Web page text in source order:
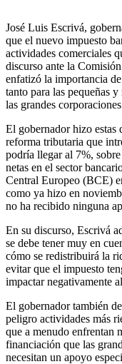
José Luis Escrivá,
que el nuevo impuesto
actividades comerciales
discurso ante la
enfatizó la importancia
tanto para las pequeñas
las grandes
El gobernador hizo estas
reforma tributaria que
podría llegar al 7%,
netas en el sector
Central Europeo (BCE)
como ya hizo en
no ha recibido ninguna
En su discurso, Escrivá
se debe tener muy en
cómo se redistribuirá la
evitar que el impuesto
impactar negativamente
El gobernador también
peligro actividades más
que a menudo enfrentan
financiación que las
necesitan un apoyo